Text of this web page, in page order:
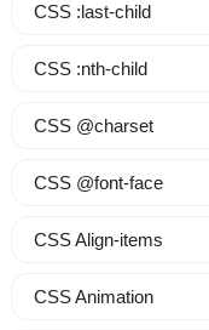
CSS :last-child
CSS :nth-child
CSS @charset
CSS @font-face
CSS Align-items
CSS Animation